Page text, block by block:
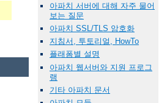
아파치 서버에 대해 자주 물어
보는 질문
아파치 SSL/TLS 암호화
지침서, 투토리얼, HowTo
플래폼별 설명
아파치 웹서버와 지원 프로그
램
기타 아파치 문서